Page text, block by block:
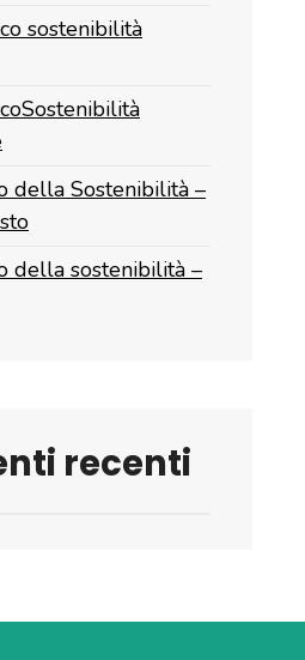
sostenibilità
della Sostenibilità –
della sostenibilità –
recenti